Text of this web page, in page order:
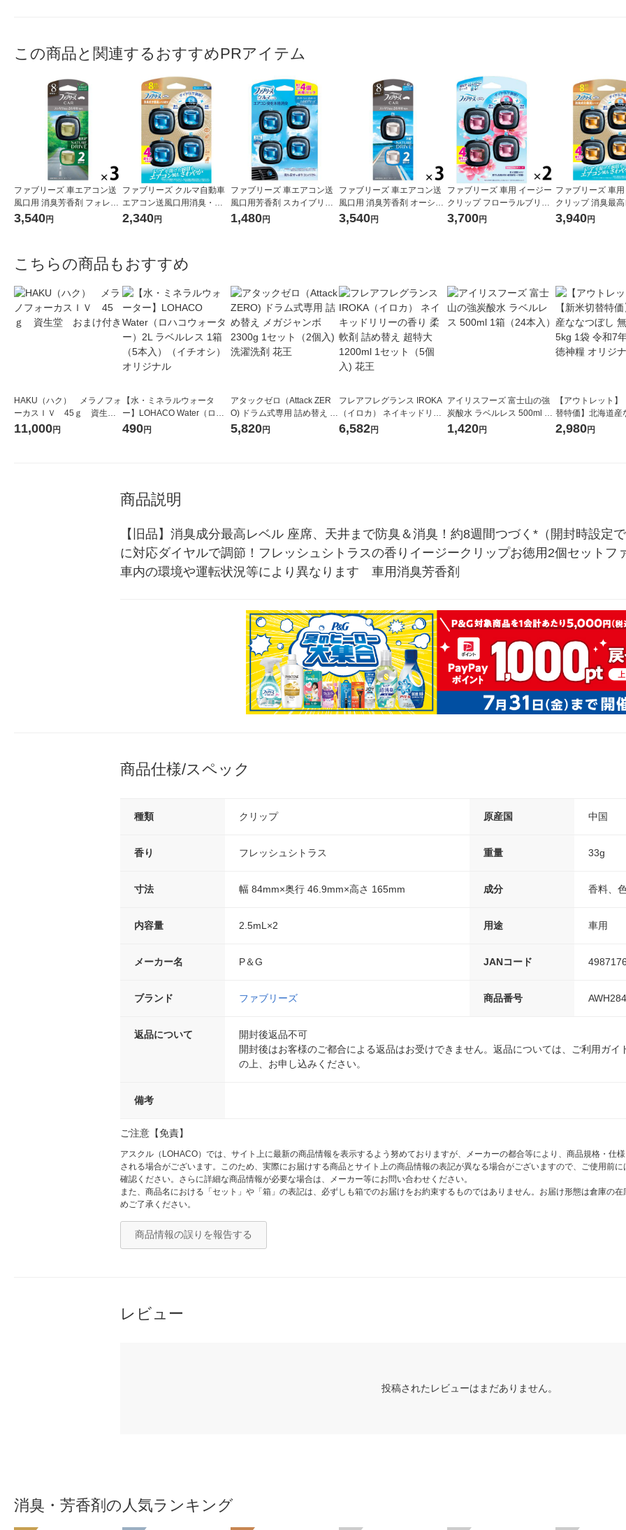
この商品と関連するおすすめPRアイテム
ファブリーズ 車エアコン送
風口用 消臭芳香剤 フォレス
トミストの香り 2.5mL 1セッ
3,540円
ファブリーズ クルマ自動車
エアコン送風口用消臭・芳
香剤 消臭成分最高レベル フ
2,340円
ファブリーズ 車エアコン送
風口用芳香剤 スカイブリー
ズ お得パック 2.2mL1パック
1,480円
ファブリーズ 車エアコン送
風口用 消臭芳香剤 オーシャ
ンサボンの香り 2.5mL 1セッ
3,540円
ファブリーズ 車用 イージー
クリップ フローラルブリー
ズ 1セット（1パック（4個
3,700円
ファブリーズ 車
クリップ 消臭最
レッシュシトラス
3,940円
こちらの商品もおすすめ
HAKU（ハク） メラノフォ
ーカスＩＶ 45ｇ 資生
堂 おまけ付き
11,000円
【水・ミネラルウォータ
ー】LOHACO Water（ロハ
コウォーター）2L ラベルレ
490円
アタックゼロ（Attack ZER
O) ドラム式専用 詰め替え メ
ガジャンボ 2300g 1セット
5,820円
フレアフレグランス IROKA
（イロカ） ネイキッドリリ
ーの香り 柔軟剤 詰め替え 超
6,582円
アイリスフーズ 富士山の強
炭酸水 ラベルレス 500ml 1
箱（24本入）
1,420円
【アウトレット
替特価】北海道産
し 無洗米 5kg 1袋
2,980円
商品説明
【旧品】消臭成分最高レベル 座席、天井まで防臭＆消臭！約8週間つづく*（開封時設定
に対応ダイヤルで調節！フレッシュシトラスの香りイージークリップお徳用2個セットフ
車内の環境や運転状況等により異なります　車用消臭芳香剤
商品仕様/スペック
種類 クリップ 原産国 中国
香り フレッシュシトラス 重量 33g
寸法 幅 84mm×奥行 46.9mm×高さ 165mm 成分 香料、
内容量 2.5mL×2 用途 車用
メーカー名 P＆G JANコード
ブランド ファブリーズ 商品番号
返品について
開封後返品不可
開封後はお客様のご都合による返品はお受けできません。返品については、ご利用ガ
の上、お申し込みください。
備考
ご注意【免責】
アスクル（LOHACO）では、サイト上に最新の商品情報を表示するよう努めておりますが、メーカーの都合等により、商品規格・仕
される場合がございます。このため、実際にお届けする商品とサイト上の商品情報の表記が異なる場合がございますので、ご使用前
確認ください。さらに詳細な商品情報が必要な場合は、メーカー等にお問い合わせください。
また、商品名における「セット」や「箱」の表記は、必ずしも箱でのお届けをお約束するものではありません。お届け形態は倉庫の
めご了承ください。
商品情報の誤りを報告する
レビュー
投稿されたレビューはまだありません。
消臭・芳香剤の人気ランキング